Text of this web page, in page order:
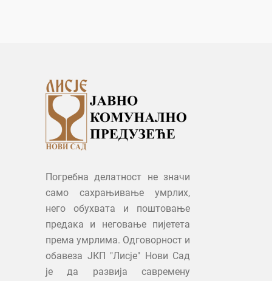
Погребна делатност не значи
само сахрањивање умрлих,
него обухвата и поштовање
предака и неговање пијетета
према умрлима. Одговорност и
обавеза ЈКП "Лисје" Нови Сад
је да развија савремену